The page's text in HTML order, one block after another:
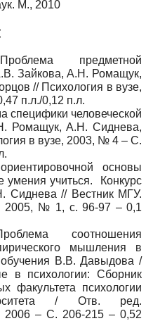
М., 2010
предметной
Зайкова, А.Н. Ромащук,
// Психология в вузе,
п.л./0,12 п.л.
человеческой
Ромащук, А.Н. Сиднева,
в вузе, 2003, № 4 – С.
основы
умения учиться. Конкурс
Сиднева // Вестник МГУ.
2005, № 1, с. 96-97 – 0,1
соотношения
мышления в
В.В. Давыдова /
психологии: Сборник
факультета психологии
/ Отв. ред.
– С. 206-215 – 0,52